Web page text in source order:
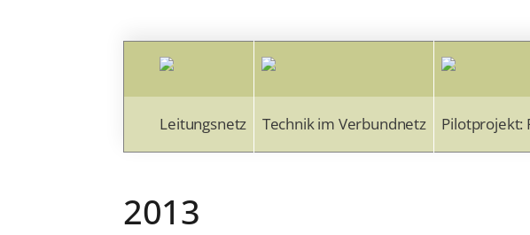
Leitungsnetz Technik im Verbundnetz Pilotprojekt:
2013